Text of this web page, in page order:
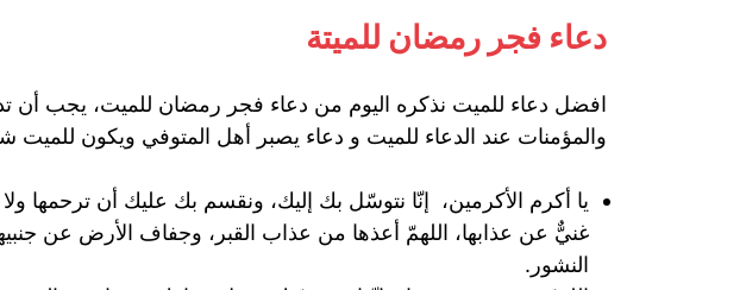
دعاء فجر رمضان للميتة
افضل دعاء للميت نذكره اليوم من دعاء فجر رمضان للميت، يجب أن
والمؤمنات عند الدعاء للميت و دعاء يصبر أهل المتوفي ويكون للميت
يا أكرم الأكرمين، إنّا نتوسّل بك إليك، ونقسم بك عليك أن ترحمها
غنيٌّ عن عذابها، اللهمّ أعذها من عذاب القبر، وجفاف الأرض عن
النشور.